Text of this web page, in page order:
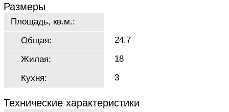
Размеры
Площадь, кв.м.:
Общая:
24.7
Жилая:
18
Кухня:
3
Технические характеристики